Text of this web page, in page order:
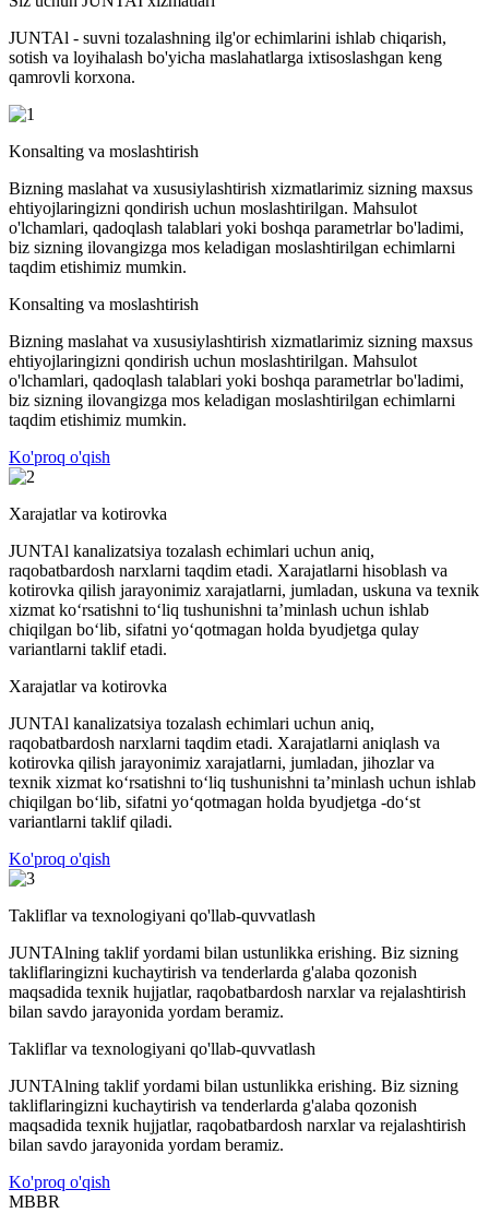
JUNTAl - suvni tozalashning ilg'or echimlarini ishlab chiqarish,
sotish va loyihalash bo'yicha maslahatlarga ixtisoslashgan keng
qamrovli korxona.
Konsalting va moslashtirish
Bizning maslahat va xususiylashtirish xizmatlarimiz sizning maxsus
ehtiyojlaringizni qondirish uchun moslashtirilgan. Mahsulot
o'lchamlari, qadoqlash talablari yoki boshqa parametrlar bo'ladimi,
biz sizning ilovangizga mos keladigan moslashtirilgan echimlarni
taqdim etishimiz mumkin.
Konsalting va moslashtirish
Bizning maslahat va xususiylashtirish xizmatlarimiz sizning maxsus
ehtiyojlaringizni qondirish uchun moslashtirilgan. Mahsulot
o'lchamlari, qadoqlash talablari yoki boshqa parametrlar bo'ladimi,
biz sizning ilovangizga mos keladigan moslashtirilgan echimlarni
taqdim etishimiz mumkin.
Ko'proq o'qish
Xarajatlar va kotirovka
JUNTAl kanalizatsiya tozalash echimlari uchun aniq,
raqobatbardosh narxlarni taqdim etadi. Xarajatlarni hisoblash va
kotirovka qilish jarayonimiz xarajatlarni, jumladan, uskuna va texnik
xizmat ko‘rsatishni to‘liq tushunishni ta’minlash uchun ishlab
chiqilgan bo‘lib, sifatni yo‘qotmagan holda byudjetga qulay
variantlarni taklif etadi.
Xarajatlar va kotirovka
JUNTAl kanalizatsiya tozalash echimlari uchun aniq,
raqobatbardosh narxlarni taqdim etadi. Xarajatlarni aniqlash va
kotirovka qilish jarayonimiz xarajatlarni, jumladan, jihozlar va
texnik xizmat ko‘rsatishni to‘liq tushunishni ta’minlash uchun ishlab
chiqilgan bo‘lib, sifatni yo‘qotmagan holda byudjetga -do‘st
variantlarni taklif qiladi.
Ko'proq o'qish
Takliflar va texnologiyani qo'llab-quvvatlash
JUNTAlning taklif yordami bilan ustunlikka erishing. Biz sizning
takliflaringizni kuchaytirish va tenderlarda g'alaba qozonish
maqsadida texnik hujjatlar, raqobatbardosh narxlar va rejalashtirish
bilan savdo jarayonida yordam beramiz.
Takliflar va texnologiyani qo'llab-quvvatlash
JUNTAlning taklif yordami bilan ustunlikka erishing. Biz sizning
takliflaringizni kuchaytirish va tenderlarda g'alaba qozonish
maqsadida texnik hujjatlar, raqobatbardosh narxlar va rejalashtirish
bilan savdo jarayonida yordam beramiz.
Ko'proq o'qish
MBBR